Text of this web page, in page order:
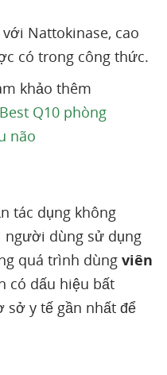
Nattokinase, cao
có trong công thức.
khảo thêm
Q10 phòng
não
tác dụng không
người dùng sử dụng
quá trình dùng viên
có dấu hiệu bất
sở y tế gần nhất để